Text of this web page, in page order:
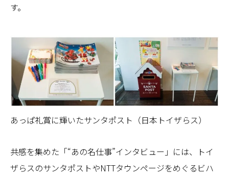
す。
あっぱ礼賞に輝いたサンタポスト（日本トイザらス）
共感を集めた「“あの名仕事”インタビュー」には、トイ
ザらスのサンタポストやNTTタウンページをめぐるビハ